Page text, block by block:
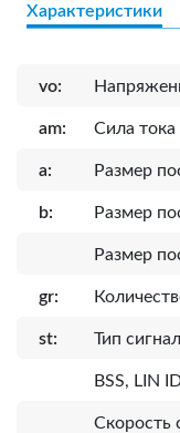
Характеристики
vo:
am: Сила тока
a: Размер
b: Размер
Размер
gr:
st: Тип
BSS, LIN
Скорость